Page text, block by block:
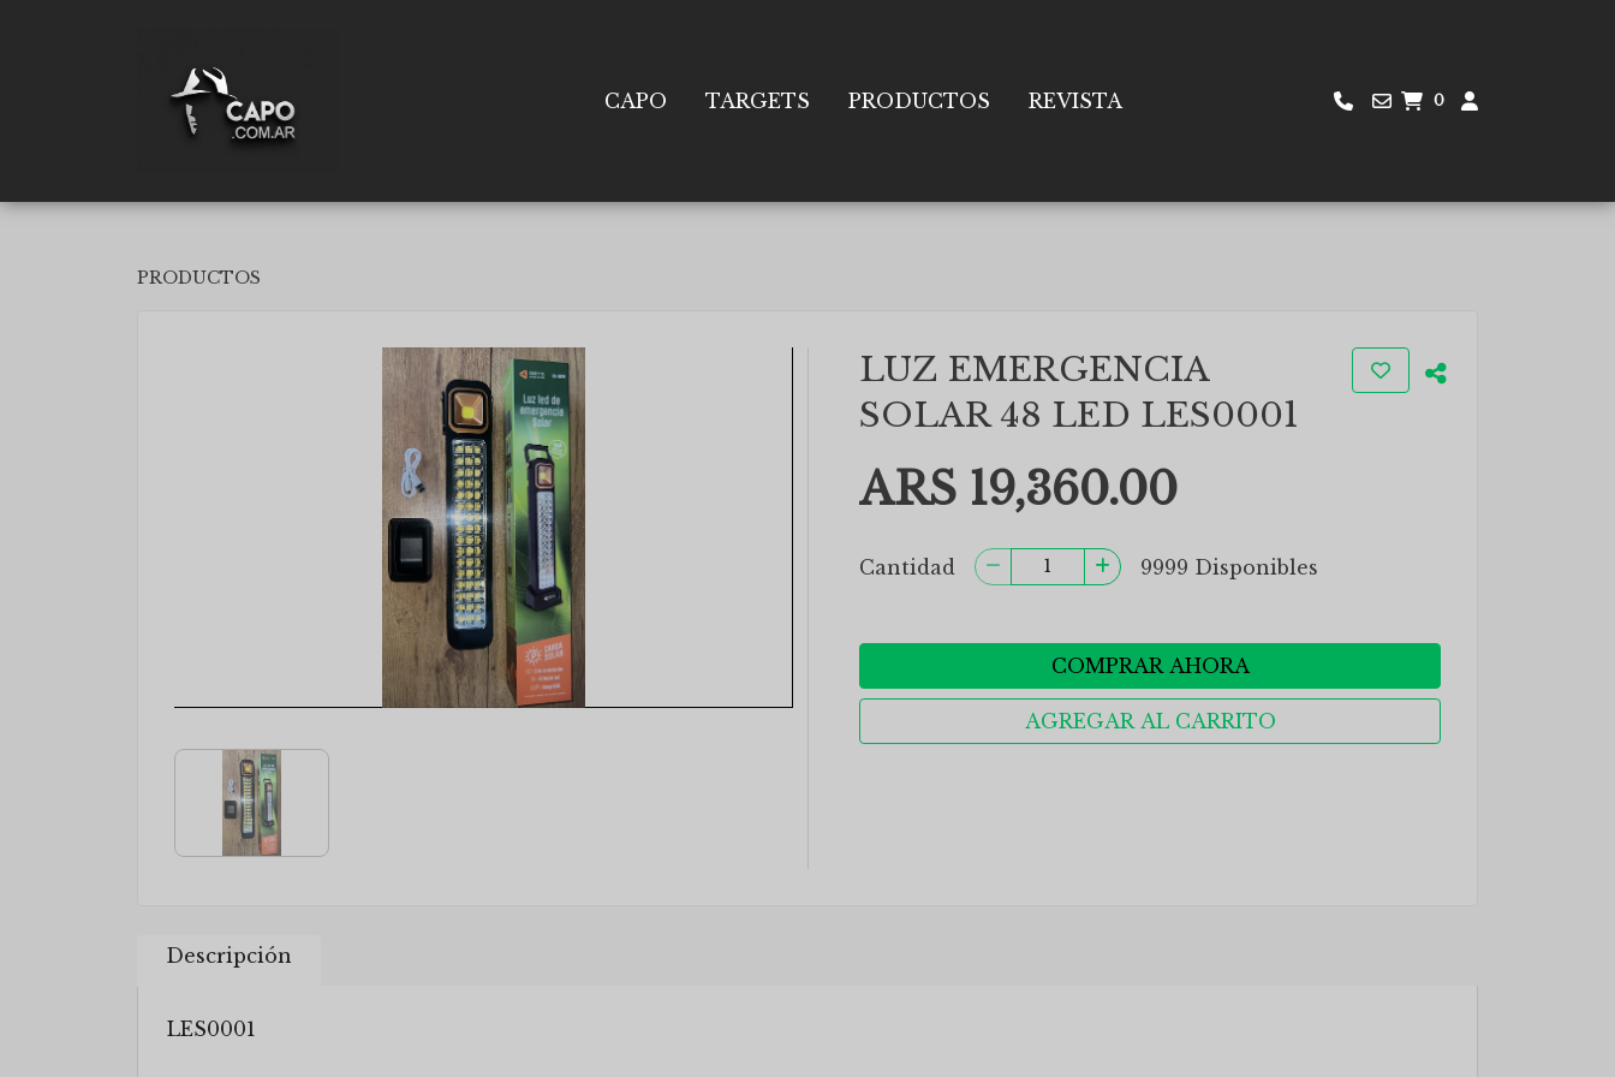
CAPO TARGETS PRODUCTOS REVISTA 0
PRODUCTOS
LUZ EMERGENCIA
SOLAR 48 LED LES0001
ARS 19,360.00
Cantidad 9999 Disponibles
COMPRAR AHORA
AGREGAR AL CARRITO
Descripción
LES0001